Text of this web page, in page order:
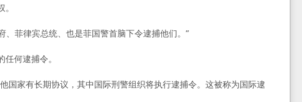
菲律宾总统、也是菲国警首脑下令逮捕他们。”
何逮捕令。
国家有长期协议，其中国际刑警组织将执行逮捕令。这被称为国际逮